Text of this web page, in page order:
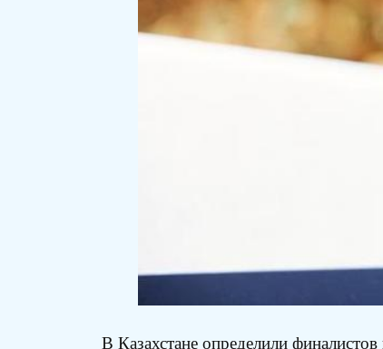
В Казахстане определили